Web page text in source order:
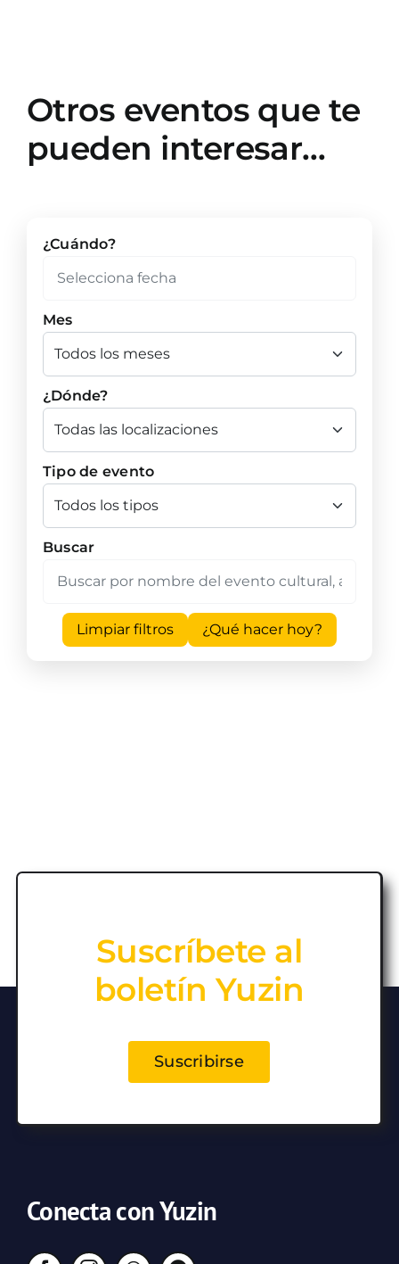
Otros eventos que te
pueden interesar…
¿Cuándo?
Mes
¿Dónde?
Tipo de evento
Buscar
Limpiar filtros ¿Qué hacer hoy?
Suscríbete al
boletín Yuzin
Suscribirse
Conecta con Yuzin